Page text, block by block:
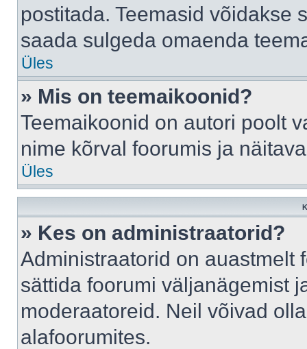
postitada. Teemasid võidakse
saada sulgeda omaenda
Üles
» Mis on teemaikoonid?
Teemaikoonid on autori poolt
nime kõrval foorumis ja
Üles
» Kes on administraatorid?
Administraatorid on auastmelt
sättida foorumi väljanägemist
moderaatoreid. Neil võivad
alafoorumites.